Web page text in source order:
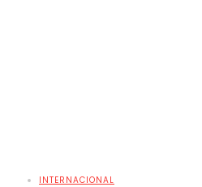
INTERNACIONAL